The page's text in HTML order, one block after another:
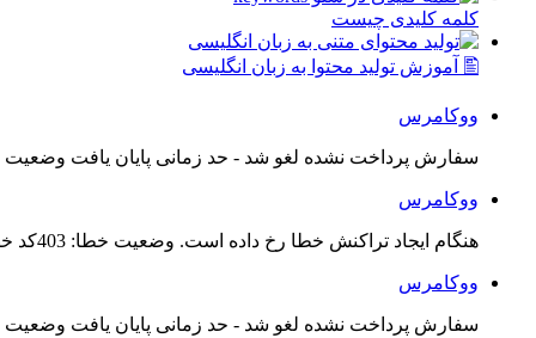
کلمه کلیدی چیست
🖺 آموزش تولید محتوا به زبان انگلیسی
ووکامرس
سفارش پرداخت نشده لغو شد - حد زمانی پایان یافت
ووکامرس
هنگام ایجاد تراکنش خطا رخ داده است. وضعیت خطا: 403کد خطا: 21...
ووکامرس
سفارش پرداخت نشده لغو شد - حد زمانی پایان یافت